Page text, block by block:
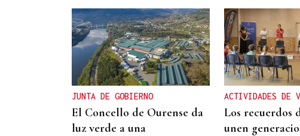
LA REVISTA
La playlist de... Pablo
Amann
JUNTA DE GOBIERNO
El Concello de Ourense da
luz verde a una
ACTIVIDADES DE
Los recuerdos
unen